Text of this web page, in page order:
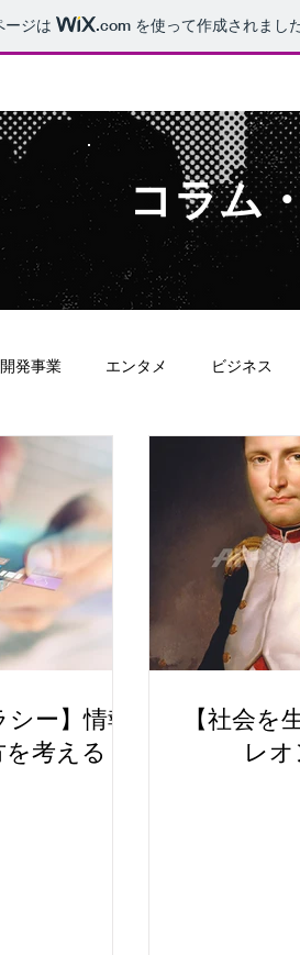
ージは .com を使って作成されまし
コラム
開発事業 エンタメ ビジネス
ー】情報
考える
【社会を
レ